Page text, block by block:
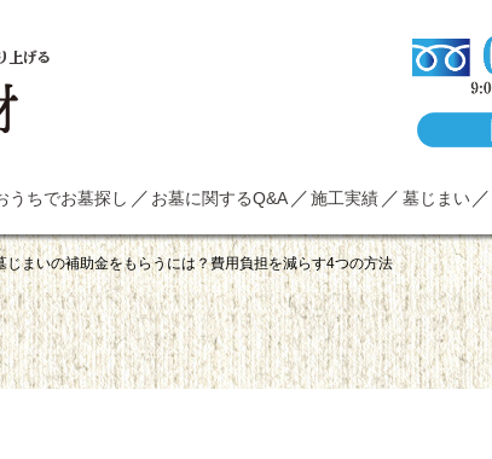
上げる
うちでお墓探し お墓に関するQ&A 施工実績 墓じまい
じまいの補助金をもらうには？費用負担を減らす4つの方法